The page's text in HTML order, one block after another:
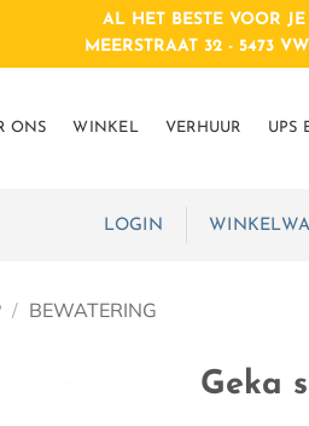
AL HET BESTE VOOR
MEERSTRAAT 32 - 5473
ONS WINKEL VERHUUR UPS
LOGIN
/ BEWATERING
Geka